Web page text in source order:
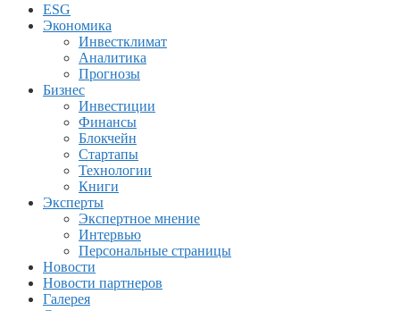
ESG
Экономика
Инвестклимат
Аналитика
Прогнозы
Бизнес
Инвестиции
Финансы
Блокчейн
Стартапы
Технологии
Книги
Эксперты
Экспертное мнение
Интервью
Персональные страницы
Новости
Новости партнеров
Галерея